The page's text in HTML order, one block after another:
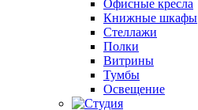
Офисные кресла
Книжные шкафы
Стеллажи
Полки
Витрины
Тумбы
Освещение